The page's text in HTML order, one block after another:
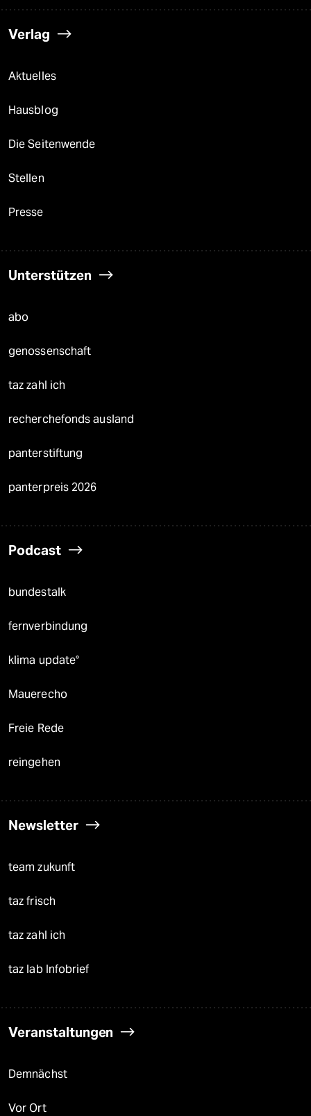
Verlag
Aktuelles
Hausblog
Die Seitenwende
Stellen
Presse
Unterstützen
abo
genossenschaft
taz zahl ich
recherchefonds ausland
panterstiftung
panterpreis 2026
Podcast
bundestalk
fernverbindung
klima update°
Mauerecho
Freie Rede
reingehen
Newsletter
team zukunft
taz frisch
taz zahl ich
taz lab Infobrief
Veranstaltungen
Demnächst
Vor Ort